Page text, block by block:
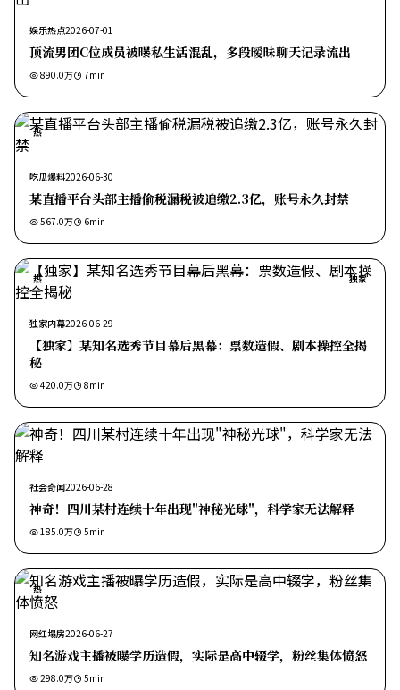
娱乐热点2026-07-01
顶流男团C位成员被曝私生活混乱，多段暧昧聊天记录流出
890.0万 7min
热
吃瓜爆料2026-06-30
某直播平台头部主播偷税漏税被追缴2.3亿，账号永久封禁
567.0万 6min
热 独家
独家内幕2026-06-29
【独家】某知名选秀节目幕后黑幕：票数造假、剧本操控全揭
秘
420.0万 8min
社会奇闻2026-06-28
神奇！四川某村连续十年出现"神秘光球"，科学家无法解释
185.0万 5min
热
网红塌房2026-06-27
知名游戏主播被曝学历造假，实际是高中辍学，粉丝集体愤怒
298.0万 5min